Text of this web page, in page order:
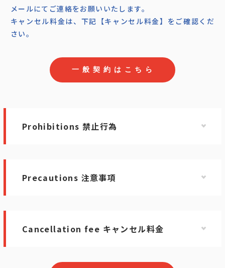
メールにてご連絡をお願いいたします。
キャンセル料金は、下記【キャンセル料金】をご確認くだ
さい。
一 般 契 約 は こ ち ら
Prohibitions 禁止行為
Precautions 注意事項
Cancellation fee キャンセル料金